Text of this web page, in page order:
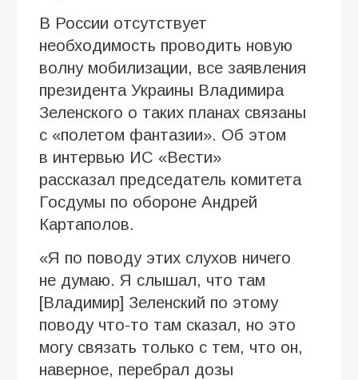
В России отсутствует
необходимость проводить новую
волну мобилизации, все заявления
президента Украины Владимира
Зеленского о таких планах связаны
с «полетом фантазии». Об этом
в интервью ИC «Вести»
рассказал председатель комитета
Госдумы по обороне Андрей
Картаполов.
«Я по поводу этих слухов ничего
не думаю. Я слышал, что там
[Владимир] Зеленский по этому
поводу что-то там сказал, но это
могу связать только с тем, что он,
наверное, перебрал дозы